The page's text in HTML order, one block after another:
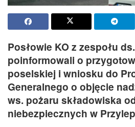
Posłowie KO z zespołu
poinformowali o
poselskiej i wniosku do
Generalnego o objęcie
ws. pożaru składowiska
niebezpiecznych w